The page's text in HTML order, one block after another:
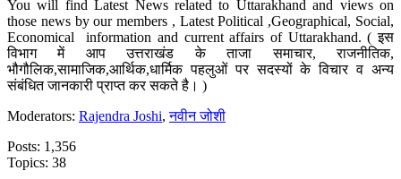
You will find Latest News related to Uttarakhand and views on
those news by our members , Latest Political ,Geographical, Social,
Economical information and current affairs of Uttarakhand. ( इस
विभाग में आप उत्तराखंड के ताजा समाचार, राजनीतिक,
भौगौलिक,सामाजिक,आर्थिक,धार्मिक पहलुओं पर सदस्यों के विचार व अन्य
संबंधित जानकारी प्राप्त कर सकते है। )
Moderators: Rajendra Joshi,नवीन जोशी
Posts: 1,356
Topics: 38